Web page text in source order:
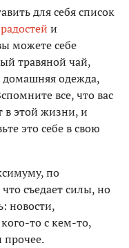
для себя список
и
можете себе
травяной чай,
домашняя одежда,
все, что вас
в этой жизни, и
это себе в свою
по
съедает силы, но
новости,
то с кем-то,